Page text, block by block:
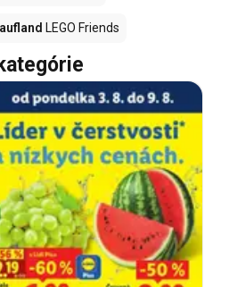
LEGO Friends